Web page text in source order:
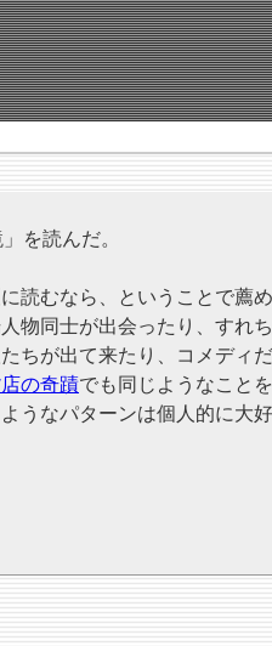
を読んだ。
読むなら、ということで薦
物同士が出会ったり、すれ
ちが出て来たり、コメデ
の奇蹟でも同じようなこと
うなパターンは個人的に大